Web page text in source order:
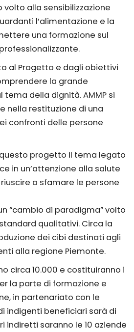
alla sensibilizzazione
l’alimentazione e la
una formazione sul
al Progetto e dagli obiettivi
la grande
della dignità. AMMP si
nella restituzione di una
confronti delle persone
progetto il tema legato
in un’attenzione alla salute
riuscire a sfamare le persone
“cambio di paradigma” volto
qualitativi. Circa la
dei cibi destinati agli
alla regione Piemonte.
circa 10.000 e costituiranno i
la parte di formazione e
in partenariato con le
indigenti beneficiari sarà di
indiretti saranno le 10 aziende